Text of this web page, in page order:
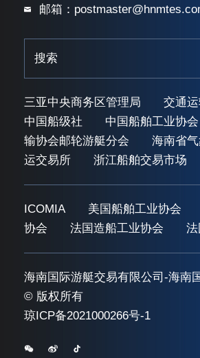
邮箱：
三亚中央商务区管理局
交通
中国船级社
中国船舶工业协会
输协会邮轮游艇分会
海南省
运交易所
浙江船舶交易市场
ICOMIA 美国船舶工业协会
协会
法国造船工业协会
海南国际游艇交易有限公司-海南
© 版权所有
琼ICP备2021000266号-1